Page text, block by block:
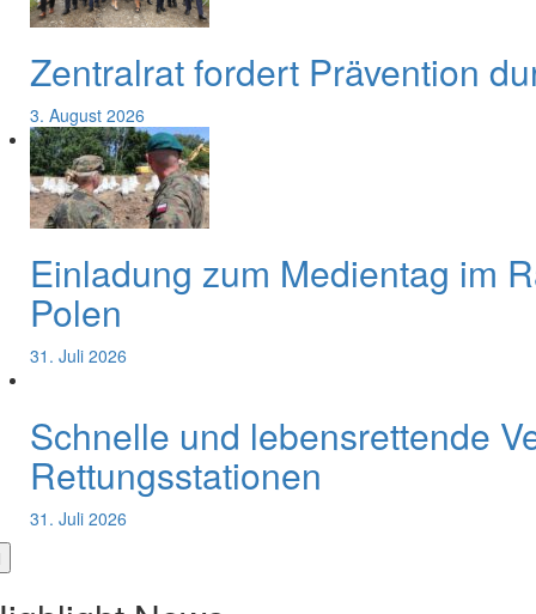
Zentralrat fordert Prävention
3. August 2026
Einladung zum Medientag im
Polen
31. Juli 2026
Schnelle und lebensrettende
Rettungsstationen
31. Juli 2026